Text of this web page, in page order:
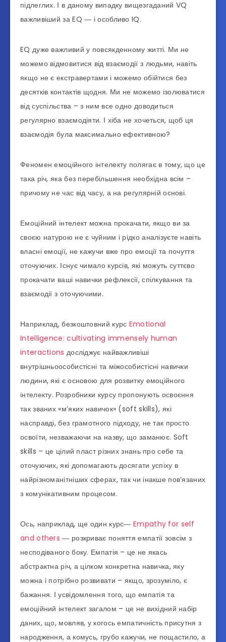
підлеглих. І в даному випадку вищезгаданий VQ
важливіший за EQ ― і особливо IQ.
EQ дуже важливий у повсякденному житті. Ми не
можемо відмовитися від взаємодії з людьми, навіть
якщо не є екстравертами і можемо обійтися без
десятків контактів щодня. Ми не можемо ізолюватися
від суспільства – з ним все одно доводиться
регулярно взаємодіяти. І хіба не хочеться, щоб ця
взаємодія була максимально ефективною?
Феномен емоційного інтелекту полягає в тому, що це
така річ, яка без перебільшення необхідна всім –
причому не час від часу, а на регулярній основі.
Емоційний інтелект можна прокачати, якщо ви за
своєю натурою не є чуйним і рідко аналізуєте навіть
власні емоції, не кажучи вже про емоції та почуття
оточуючих. Існує чимало курсів, які можуть суттєво
прокачати ваші навички рефлексії, спілкування та
взаємодії з оточуючими.
Наприклад, безкоштовний курс Emotional
Intelligence: cultivating immensely human
interactions досліджує найважливіші
внутрішньоособистісні та міжособистісні навички
людини, які є основою для розвитку емоційного
інтелекту. Розробники курсу пропонують освоєння
так званих «м’яких навичок» (soft skills), які
насправді, без грамотного підходу, не так просто
освоїти, незважаючи на назву, що заманює. Soft
skills – це цілий пласт різних знань про себе та
оточуючих, які допомагають досягати успіху в
найрізноманітніших сферах, так чи інакше пов’язаних
з комунікативним процесом.
Ось, наприклад, ще один курс―Empathy for self
and others ― розкриває поняття емпатії зовсім з
несподіваного боку. Емпатія – це не якась
абстрактна річ, а цілком конкретна навичка, яку
можна і потрібно розвивати – якщо, зрозуміло, є
бажання. І усвідомлення того, що емпатія та
емоційний інтелект загалом – це не вихідний набір
даних, що, мовляв, у когось емпатичність присутня з
народження, а комусь, грубо кажучи, не пощастило, а